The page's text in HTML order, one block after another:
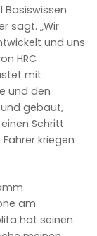
Basiswissen
sagt. „Wir
und uns
HRC
mit
und den
gebaut,
Schritt
kriegen
am
hat seinen